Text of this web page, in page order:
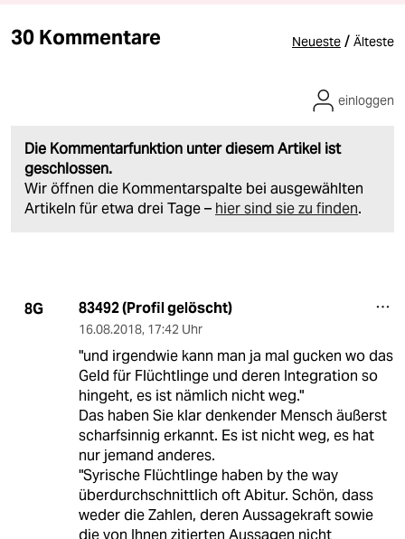
30 Kommentare Neueste / Älteste
Die Kommentarfunktion unter diesem Artikel ist
geschlossen.
Wir öffnen die Kommentarspalte bei ausgewählten
Artikeln für etwa drei Tage – hier sind sie zu finden.
einloggen
8G 83492 (Profil gelöscht)
16.08.2018, 17:42 Uhr
"und irgendwie kann man ja mal gucken wo das
Geld für Flüchtlinge und deren Integration so
hingeht, es ist nämlich nicht weg."
Das haben Sie klar denkender Mensch äußerst
scharfsinnig erkannt. Es ist nicht weg, es hat
nur jemand anderes.
"Syrische Flüchtlinge haben by the way
überdurchschnittlich oft Abitur. Schön, dass
weder die Zahlen, deren Aussagekraft sowie
die von Ihnen zitierten Aussagen nicht